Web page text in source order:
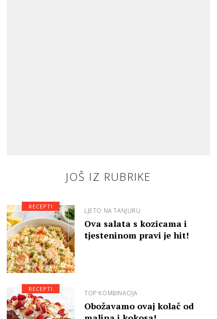
JOŠ IZ RUBRIKE
LJETO NA TANJURU
Ova salata s kozicama i
tjesteninom pravi je hit!
RECEPTI
TOP KOMBINACIJA
Obožavamo ovaj kolač od
RECEPTI